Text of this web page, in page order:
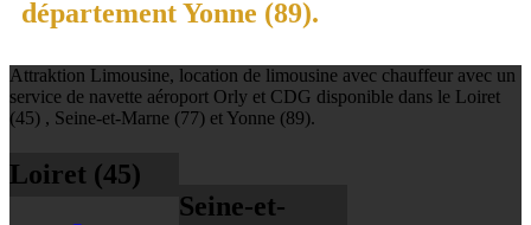
département Yonne (89).
Attraktion Limousine, location de limousine avec chauffeur avec un
service de navette aéroport Orly et CDG disponible dans le Loiret
(45) , Seine-et-Marne (77) et Yonne (89).
Loiret (45)
Seine-et-